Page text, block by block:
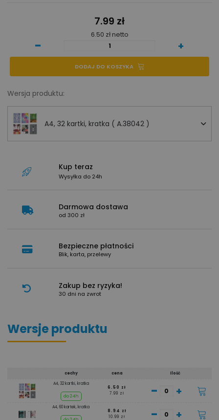
7.99 zł
6.50 zł netto
- +
DODAJ DO KOSZYKA
Wersja produktu:
A4, 32 kartki, kratka ( A.38042 )
Kup teraz
Wysyłka do 24h
Darmowa dostawa
od 300 zł
Bezpieczne płatności
Blik, karta, przelewy
Zakup bez ryzyka!
30 dni na zwrot
Wersje produktu
cechy cena
Ilość
A4, 32 kartki, kratka
do 24h
6.50 zł
7.99 zł
- +
A4, 60 kartek, kratka
8.94 zł
10.99 zł
- +